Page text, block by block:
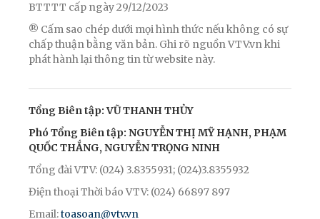
BTTTT cấp ngày 29/12/2023
® Cấm sao chép dưới mọi hình thức nếu không có sự
chấp thuận bằng văn bản. Ghi rõ nguồn VTV.vn khi
phát hành lại thông tin từ website này.
Tổng Biên tập: VŨ THANH THỦY
Phó Tổng Biên tập: NGUYỄN THỊ MỸ HẠNH, PHẠM
QUỐC THẮNG, NGUYỄN TRỌNG NINH
Tổng đài VTV: (024) 3.8355931; (024)3.8355932
Điện thoại Thời báo VTV: (024) 66897 897
Email:toasoan@vtv.vn